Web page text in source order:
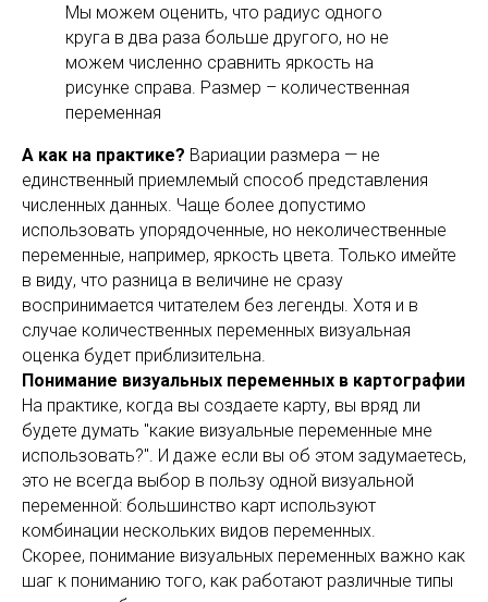
Мы можем оценить, что радиус одного
круга в два раза больше другого, но не
можем численно сравнить яркость на
рисунке справа. Размер – количественная
переменная
А как на практике? Вариации размера — не
единственный приемлемый способ представления
численных данных. Чаще более допустимо
использовать упорядоченные, но неколичественные
переменные, например, яркость цвета. Только имейте
в виду, что разница в величине не сразу
воспринимается читателем без легенды. Хотя и в
случае количественных переменных визуальная
оценка будет приблизительна.
Понимание визуальных переменных в картографии
На практике, когда вы создаете карту, вы вряд ли
будете думать "какие визуальные переменные мне
использовать?". И даже если вы об этом задумаетесь,
это не всегда выбор в пользу одной визуальной
переменной: большинство карт используют
комбинации нескольких видов переменных.
Скорее, понимание визуальных переменных важно как
шаг к пониманию того, как работают различные типы